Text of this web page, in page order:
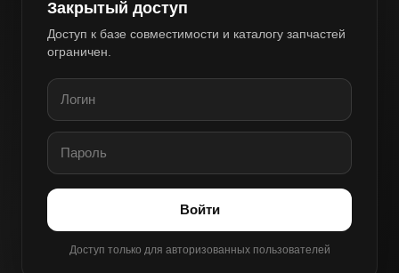
Закрытый доступ
Доступ к базе совместимости и каталогу запчастей
ограничен.
Войти
Доступ только для авторизованных пользователей